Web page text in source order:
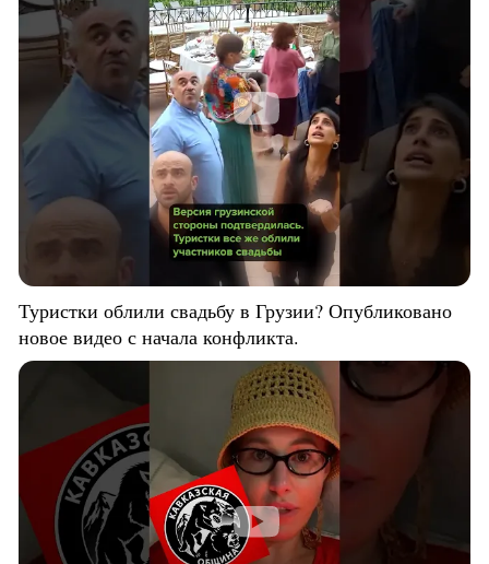
Туристки облили свадьбу в Грузии? Опубликовано
новое видео с начала конфликта.